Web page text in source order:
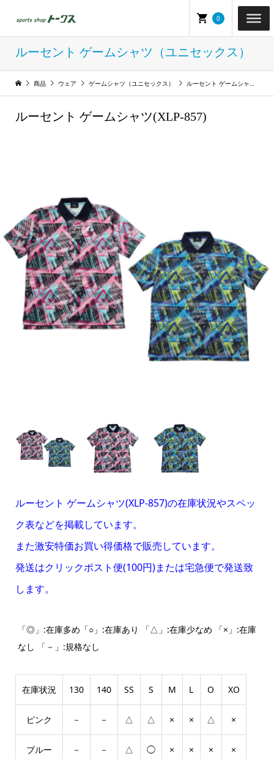
0
ルーセント ゲームシャツ（ユニセックス）
商品 ウェア ゲームシャツ（ユニセックス） ルーセント ゲームシャツ（ユニセックス）
ルーセント ゲームシャツ(XLP-857)
ルーセント ゲームシャツ(XLP-857)の在庫状況やスペッ
ク表などを掲載しています。
また激安特価お買い得価格で販売しています。
発送はクリックポスト便(100円)または宅急便で発送致
します。
「◎」:在庫多め「○」:在庫あり 「△」:在庫少なめ 「×」:在庫
なし 「－」:規格なし
在庫状況 130 140 SS S M L O XO
ピンク － － △ △ × × △ ×
ブルー － － △ ◯ × × × ×